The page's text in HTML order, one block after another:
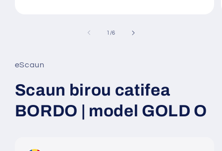
fereastră
modală
1 /din
6
eScaun
Scaun birou catifea
BORDO | model GOLD O